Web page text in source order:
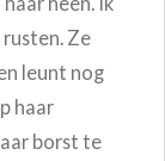
Ze
leunt nog
haar
borst te